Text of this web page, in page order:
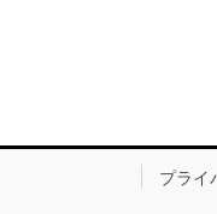
プライ